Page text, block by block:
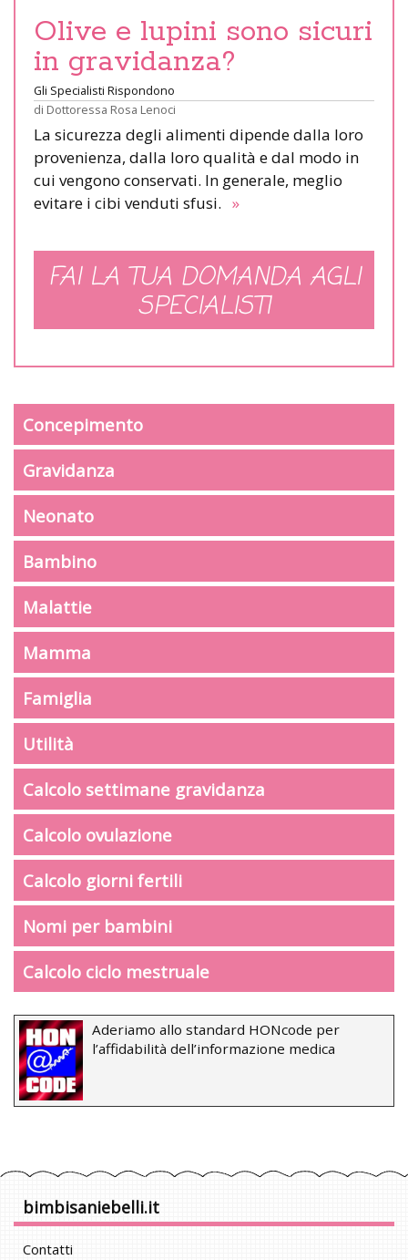
Olive e lupini sono sicuri
in gravidanza?
Gli Specialisti Rispondono
di Dottoressa Rosa Lenoci
La sicurezza degli alimenti dipende dalla loro
provenienza, dalla loro qualità e dal modo in
cui vengono conservati. In generale, meglio
evitare i cibi venduti sfusi. »
FAI LA TUA DOMANDA AGLI
SPECIALISTI
Concepimento
Gravidanza
Neonato
Bambino
Malattie
Mamma
Famiglia
Utilità
Calcolo settimane gravidanza
Calcolo ovulazione
Calcolo giorni fertili
Nomi per bambini
Calcolo ciclo mestruale
Aderiamo allo standard HONcode per
l’affidabilità dell’informazione medica
bimbisaniebelli.it
Contatti